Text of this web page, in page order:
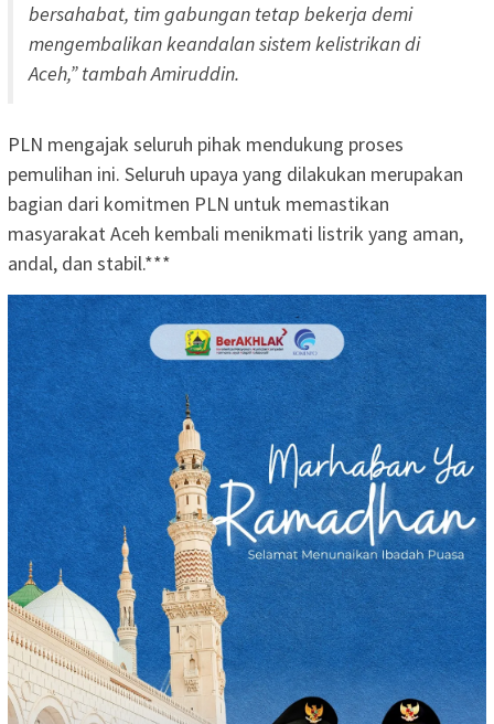
bersahabat, tim gabungan tetap bekerja demi
mengembalikan keandalan sistem kelistrikan di
Aceh,” tambah Amiruddin.
PLN mengajak seluruh pihak mendukung proses
pemulihan ini. Seluruh upaya yang dilakukan merupakan
bagian dari komitmen PLN untuk memastikan
masyarakat Aceh kembali menikmati listrik yang aman,
andal, dan stabil.***